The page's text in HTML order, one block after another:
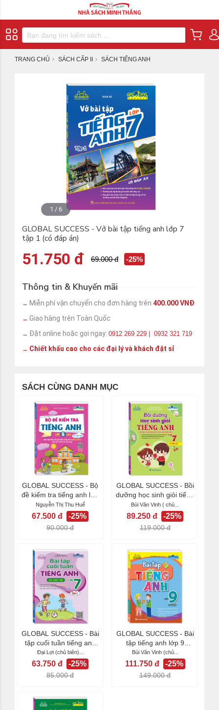
TRANG CHỦ SÁCH CẤP II SÁCH TIẾNG ANH
1 / 6
GLOBAL SUCCESS - Vở bài tập tiếng anh lớp 7
tập 1 (có đáp án)
51.750 đ 69.000 đ -25%
Thông tin & Khuyến mãi
→ Miễn phí vận chuyển cho đơn hàng trên 400.000 VNĐ
→ Giao hàng trên Toàn Quốc
→ Đặt online hoặc gọi ngay: 0912 269 229 | 0932 321 719
→ Chiết khấu cao cho các đại lý và khách đặt sỉ
SÁCH CÙNG DANH MỤC
GLOBAL SUCCESS - Bộ
đề kiểm tra tiếng anh lớp
6 tập 2 (Có...
Nguyễn Thị Thu Huế
67.500 đ -25%
90.000 đ
GLOBAL SUCCESS - Bồi
dưỡng học sinh giỏi tiếng
anh lớp 7...
Bùi Văn Vinh ( chủ...
89.250 đ -25%
119.000 đ
GLOBAL SUCCESS - Bài
tập cuối tuần tiếng anh
lớp 7 tập 1...
Đại Lợi (chủ biên)...
63.750 đ -25%
85.000 đ
GLOBAL SUCCESS - Bài
tập tiếng anh lớp 9
(không đáp án)
Bùi Văn Vinh (chủ...
111.750 đ -25%
149.000 đ